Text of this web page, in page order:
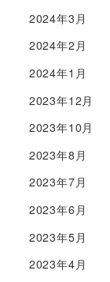
2024年3月
2024年2月
2024年1月
2023年12月
2023年10月
2023年8月
2023年7月
2023年6月
2023年5月
2023年4月